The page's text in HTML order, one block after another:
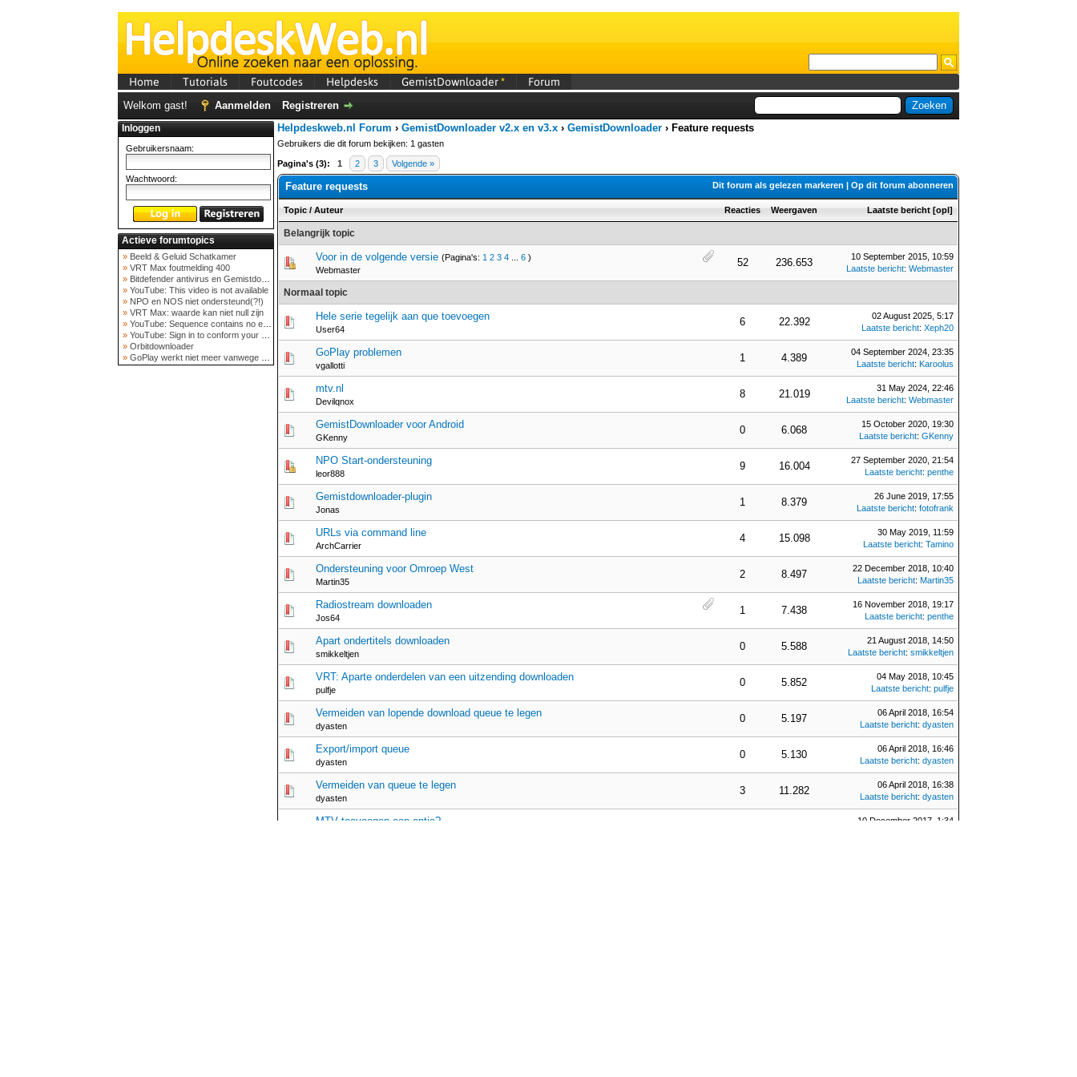
Home Tutorials Foutcodes Helpdesks GemistDownloader* Forum
Welkom gast! Aanmelden Registreren
Inloggen
Gebruikersnaam:
Wachtwoord:
Actieve forumtopics
» Beeld & Geluid Schatkamer
» VRT Max foutmelding 400
» Bitdefender antivirus en Gemistdowloader
» YouTube: This video is not available
» NPO en NOS niet ondersteund(?!)
» VRT Max: waarde kan niet null zijn
» YouTube: Sequence contains no elements
» YouTube: Sign in to conform your not a bot
» Orbitdownloader
» GoPlay werkt niet meer vanwege nieuwe webadres
Helpdeskweb.nl Forum › GemistDownloader v2.x en v3.x › GemistDownloader › Feature requests
Gebruikers die dit forum bekijken: 1 gasten
Pagina's (3): 1 2 3 Volgende »
Dit forum als gelezen markeren | Op dit forum abonneren
Feature requests
Topic / Auteur Reacties Weergaven Laatste bericht [opl]
Belangrijk topic
Voor in de volgende versie (Pagina's: 1 2 3 4 6 )
Webmaster
52 236.653
10 September 2015, 10:59
Laatste bericht: Webmaster
Normaal topic
Hele serie tegelijk aan que toevoegen
User64
6 22.392
02 August 2025, 5:17
Laatste bericht: Xeph20
GoPlay problemen
vgallotti
1 4.389
04 September 2024, 23:35
Laatste bericht: Karoolus
mtv.nl
Devilqnox
8 21.019
31 May 2024, 22:46
Laatste bericht: Webmaster
GemistDownloader voor Android
GKenny
0 6.068
15 October 2020, 19:30
Laatste bericht: GKenny
NPO Start-ondersteuning
leor888
9 16.004
27 September 2020, 21:54
Laatste bericht: penthe
Gemistdownloader-plugin
Jonas
1 8.379
26 June 2019, 17:55
Laatste bericht: fotofrank
URLs via command line
ArchCarrier
4 15.098
30 May 2019, 11:59
Laatste bericht: Tamino
Ondersteuning voor Omroep West
Martin35
2 8.497
22 December 2018, 10:40
Laatste bericht: Martin35
Radiostream downloaden
Jos64
1 7.438
16 November 2018, 19:17
Laatste bericht: penthe
Apart ondertitels downloaden
smikkeltjen
0 5.588
21 August 2018, 14:50
Laatste bericht: smikkeltjen
VRT: Aparte onderdelen van een uitzending downloaden
pulfje
0 5.852
04 May 2018, 10:45
Laatste bericht: pulfje
Vermeiden van lopende download queue te legen
dyasten
0 5.197
06 April 2018, 16:54
Laatste bericht: dyasten
Export/import queue
dyasten
0 5.130
06 April 2018, 16:46
Laatste bericht: dyasten
Vermeiden van queue te legen
dyasten
3 11.282
06 April 2018, 16:38
Laatste bericht: dyasten
MTV toevoegen een optie?
10 December 2017, 1:34